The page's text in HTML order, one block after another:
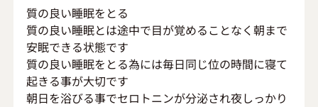
質の良い睡眠をとる
質の良い睡眠とは途中で目が覚めることなく朝まで
安眠できる状態です
質の良い睡眠をとる為には毎日同じ位の時間に寝て
起きる事が大切です
朝日を浴びる事でセロトニンが分泌され夜しっかり